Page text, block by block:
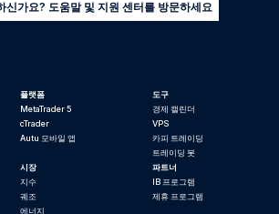
신가요? 도움말 및 지원 센터를 방문하세요
플랫폼
MetaTrader 5
cTrader
Autu 모바일 앱
도구
경제 캘린더
VPS
카피 트레이딩
트레이딩 봇
시장
지수
궤조
에너지
파트너
IB 프로그램
제휴 프로그램